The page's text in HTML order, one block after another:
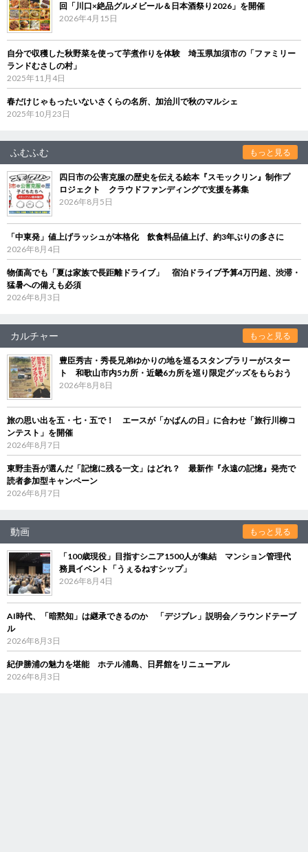
回「川口×絶品グルメビール＆日本酒祭り2026」を開催
2026年4月15日
自分で収穫した秋野菜を使って芋煮作りを体験 埼玉県加須市の「ファミリー
ランドむさしの村」
2025年11月4日
春だけじゃもったいないさくらの名所、加治川で秋のマルシェ
2025年10月23日
ふむふむ もっと見る
四日市の公害克服の歴史を伝える絵本『スモックリン』制作プ
ロジェクト クラウドファンディングで支援を募集
2026年8月5日
「中東発」値上げラッシュが本格化 飲食料品値上げ、約3年ぶりの多さに
2026年8月4日
物価高でも「夏は家族で長距離ドライブ」 宿泊ドライブ予算4万円超、渋滞・
猛暑への備えも必須
2026年8月3日
カルチャー もっと見る
豊臣秀吉・秀長兄弟ゆかりの地を巡るスタンプラリーがスター
ト 和歌山市内5カ所・近畿6カ所を巡り限定グッズをもらおう
2026年8月8日
旅の思い出を五・七・五で！ エースが「かばんの日」に合わせ「旅行川柳コ
ンテスト」を開催
2026年8月7日
東野圭吾が選んだ「記憶に残る一文」はどれ？ 最新作『永遠の記憶』発売で
読者参加型キャンペーン
2026年8月7日
動画 もっと見る
「100歳現役」目指すシニア1500人が集結 マンション管理代
務員イベント「うぇるねすシップ」
2026年8月4日
AI時代、「暗黙知」は継承できるのか 「デジブレ」説明会／ラウンドテーブ
ル
2026年8月3日
紀伊勝浦の魅力を堪能 ホテル浦島、日昇館をリニューアル
2026年8月3日